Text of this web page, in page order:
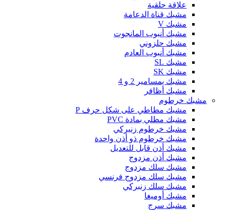
علاقة حلقية
مشبك قناة الدعامة
مشبك V
مشبك أنبوب المانجوت
مشبك حلزوني
مشبك أنبوب العادم
مشبك SL
مشبك SK
مشبك بمسامير 2 و 4
مشبك أظافر
مشبك خرطوم
مشبك مطاطي على شكل حرف P
مشبك مطلي بمادة PVC
مشبك خرطوم زنبركي
مشبك خرطوم ذو أذن واحدة
مشبك أذن قابل للتعديل
مشبك أذن مزدوج
مشبك سلك مزدوج
مشبك سلك مزدوج فرنسي
مشبك سلك زنبركي
مشبك أوميغا
مشبك سرج